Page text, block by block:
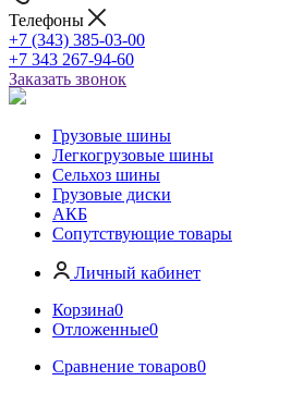
Телефоны
+7 (343) 385-03-00
+7 343 267-94-60
Заказать звонок
Грузовые шины
Легкогрузовые шины
Сельхоз шины
Грузовые диски
АКБ
Сопутствующие товары
Личный кабинет
Корзина0
Отложенные0
Сравнение товаров0